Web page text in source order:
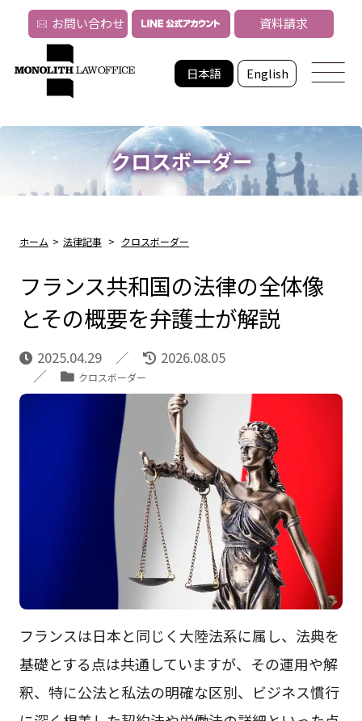
日本語 English
お問い合わせ 資料請求
クロスボーダー
ホーム > 法律記事 > クロスボーダー
フランス共和国の法律の全体像
とその概要を弁護士が解説
2025.04.29 2026.08.05
クロスボーダー
フランスは日本と同じく大陸法系に属し、法典を
基礎とする点は共通していますが、その運用や解
釈、特に公法と私法の明確な区別、ビジネス慣行